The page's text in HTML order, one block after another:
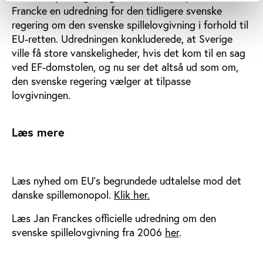
Francke en udredning for den tidligere svenske
regering om den svenske spillelovgivning i forhold til
EU-retten. Udredningen konkluderede, at Sverige
ville få store vanskeligheder, hvis det kom til en sag
ved EF-domstolen, og nu ser det altså ud som om,
den svenske regering vælger at tilpasse
lovgivningen.
Læs mere
Læs nyhed om EU's begrundede udtalelse mod det
danske spillemonopol. Klik her.
Læs Jan Franckes officielle udredning om den
svenske spillelovgivning fra 2006 her.